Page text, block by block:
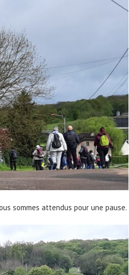
sommes attendus pour une pause.